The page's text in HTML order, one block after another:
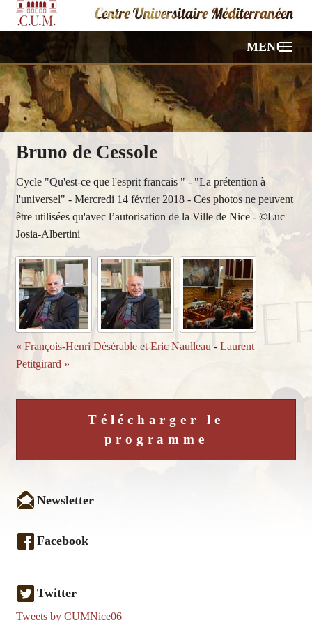
MENU
ACCUEIL
NOS CONFÉRENCES
VIDÉOS
PHOTOS
HORS PROGRAMME
À PROPOS
CONTACT
Bruno de Cessole
Cycle "Qu'est-ce que l'esprit francais " - "La prétention à
l'universel" - Mercredi 14 février 2018 - Ces photos ne peuvent
être utilisées qu'avec l’autorisation de la Ville de Nice - ©Luc
Josia-Albertini
« François-Henri Désérable et Eric Naulleau - Laurent
Petitgirard »
Télécharger le
programme
Newsletter
Facebook
Twitter
Tweets by CUMNice06